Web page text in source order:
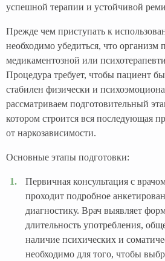
успешной терапии и устойчивой
Прежде чем приступать к
необходимо убедиться, что организм
медикаментозной или
Процедура требует, чтобы пациент
стабилен физически и
рассматриваем подготовительный
котором строится вся последующая
от наркозависимости.
Основные этапы подготовки:
Первичная консультация с
проходит подробное
диагностику. Врач выявляет
длительность употребления,
наличие психических и
необходимо для того, чтобы